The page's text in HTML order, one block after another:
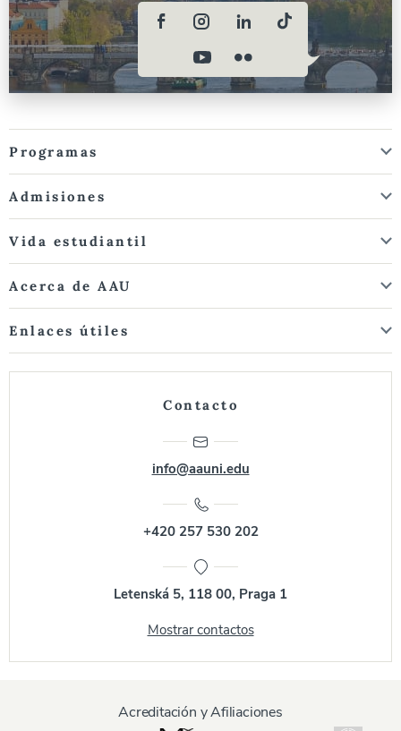
Programas
Admisiones
Vida estudiantil
Acerca de AAU
Enlaces útiles
Contacto
info@aauni.edu
+420 257 530 202
Letenská 5, 118 00, Praga 1
Mostrar contactos
Acreditación y Afiliaciones